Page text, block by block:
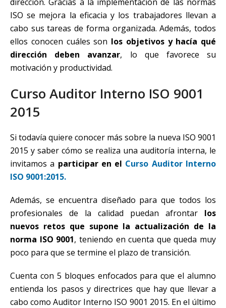
ISO se mejora la eficacia y los trabajadores llevan a
cabo sus tareas de forma organizada. Además, todos
ellos conocen cuáles son los objetivos y hacía qué
dirección deben avanzar, lo que favorece su
motivación y productividad.
Curso Auditor Interno ISO 9001
2015
Si todavía quiere conocer más sobre la nueva ISO 9001
2015 y saber cómo se realiza una auditoría interna, le
invitamos a participar en el Curso Auditor Interno
ISO 9001:2015.
Además, se encuentra diseñado para que todos los
profesionales de la calidad puedan afrontar los
nuevos retos que supone la actualización de la
norma ISO 9001, teniendo en cuenta que queda muy
poco para que se termine el plazo de transición.
Cuenta con 5 bloques enfocados para que el alumno
entienda los pasos y directrices que hay que llevar a
cabo como Auditor Interno ISO 9001 2015. En el último